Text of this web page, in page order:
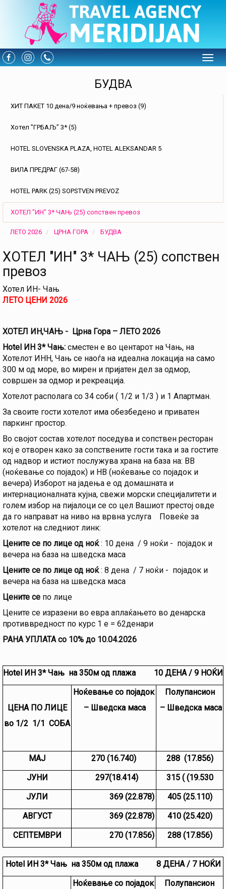
БУДВА
ХИТ ПАКЕТ 10 дена/9 ноќевања + превоз (9)
Хотел ”ГРБАЉ” 3* (5)
HOTEL SLOVENSKA PLAZA, HOTEL ALEKSANDAR 5
ВИЛА ПРЕДРАГ (67-58)
HOTEL PARK (25) SOPSTVEN PREVOZ
ХОТЕЛ "ИН" 3* ЧАЊ (25) сопствен превоз
ЛЕТО 2026 ЦРНА ГОРА БУДВА
ХОТЕЛ "ИН" 3* ЧАЊ (25) сопствен
превоз
Хотел ИН- Чањ
ЛЕТО ЦЕНИ 2026
ХОТЕЛ ИН,ЧАЊ - Црна Гора – ЛЕТО 2026
Hotel ИН 3* Чањ: сместен е во центарот на Чањ, на
Хотелот ИНН, Чањ се наоѓа на идеална локација на само
300 м од море, во мирен и пријатен дел за одмор,
совршен за одмор и рекреација.
Хотелот располага со 34 соби ( 1/2 и 1/3 ) и 1 Апартман.
За своите гости хотелот има обезбедено и приватен
паркинг простор.
Во својот состав хотелот поседува и сопствен ресторан
кој е отворен како за сопствените гости така и за гостите
од надвор и истиот послужува храна на база на: ВВ
(ноќевање со појадок) и НВ (ноќевање со појадок и
вечера) Изборот на јадења е од домашната и
интернационалната кујна, свежи морски специјалитети и
голем избор на пијалоци се со цел Вашиот престој овде
да го направат на ниво на врвна услуга Повеќе за
хотелот на следниот линк:
Цените се по лице од ноќ: 10 дена / 9 ноќи - појадок и
вечера на база на шведска маса
Цените се по лице од ноќ: 8 дена / 7 ноќи - појадок и
вечера на база на шведска маса
Цените се по лице
Цените се изразени во евра aплаќањето во денарска
противвредност по курс 1 е = 62денари
РАНА УПЛАТА со 10% до 10.04.2026
Hotel ИН 3* Чањ на 350м од плажа 10 ДЕНА / 9 НОЌИ
ЦЕНА ПО ЛИЦЕ
во 1/2 1/1 СОБА
Ноќевање со појадок
– Шведска маса
Полупансион
– Шведска маса
МАЈ 270 (1 6.740)
288 (17.856)
ЈУНИ
297(18.414) 315 ( (19.530
ЈУЛИ
369 (22.878)
405 (25.110)
АВГУСТ
369 (22.878)
410 (25.420)
СЕПТЕМВРИ
270 (17.856) 288 (17.856)
Hotel ИН 3* Чањ на 350м од плажа 8 ДЕНА / 7 НОЌИ
Ноќевање со појадок
Полупансион